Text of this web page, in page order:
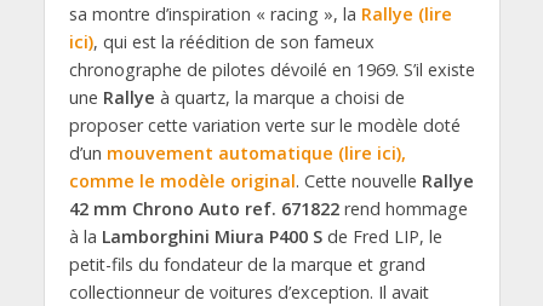
sa montre d’inspiration « racing », la Rallye (lire
ici), qui est la réédition de son fameux
chronographe de pilotes dévoilé en 1969. S’il existe
une Rallye à quartz, la marque a choisi de
proposer cette variation verte sur le modèle doté
d’un mouvement automatique (lire ici),
comme le modèle original. Cette nouvelle Rallye
42 mm Chrono Auto ref. 671822rend hommage
à la Lamborghini Miura P400 Sde Fred LIP, le
petit-fils du fondateur de la marque et grand
collectionneur de voitures d’exception. Il avait